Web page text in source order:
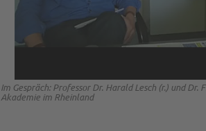
Im Gespräch: Professor Dr. Harald Lesch (r.) und Dr.
Akademie im Rheinland